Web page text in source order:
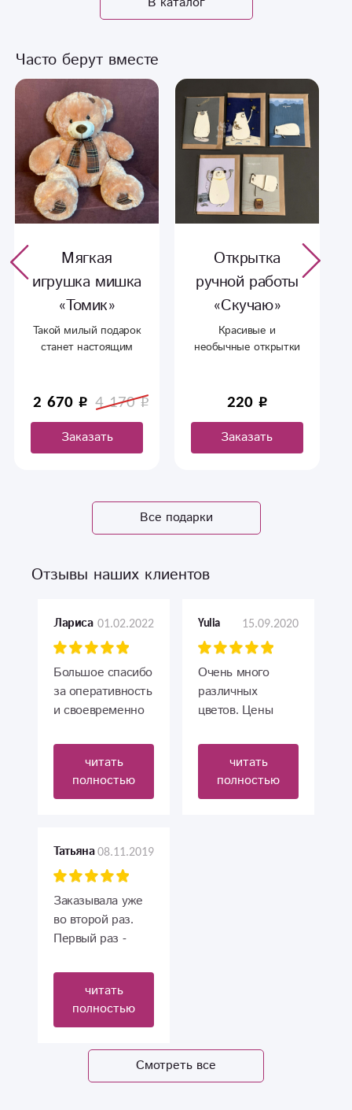
Часто берут вместе
Открытка
ручной работы
«Скучаю»
Красивые и
необычные открытки
220
Заказать
Открытка
ручной работы
«С Новым
годом»
Красивые и
220
Заказать
Все подарки
Отзывы наших клиентов
Лариса 01.02.2022
Большое спасибо
за оперативность
и своевременно
букет! Вы
лучшие!читать
полностью
Yulia 15.09.2020
Очень много
различных
цветов. Цены
либо. Советую
этот магазин
читать
полностью
Татьяна08.11.2019
Заказывала уже
во второй раз.
Первый раз -
мужской букет,
сейчас -
фруктовую
композицию.
Делала это
дистанционно - и
читать
полностью
Смотреть все